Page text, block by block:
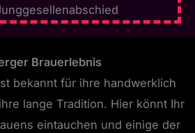
Brauerlebnis
bekannt für ihre handwerklich
lange Tradition. Hier könnt Ihr
eintauchen und einige der